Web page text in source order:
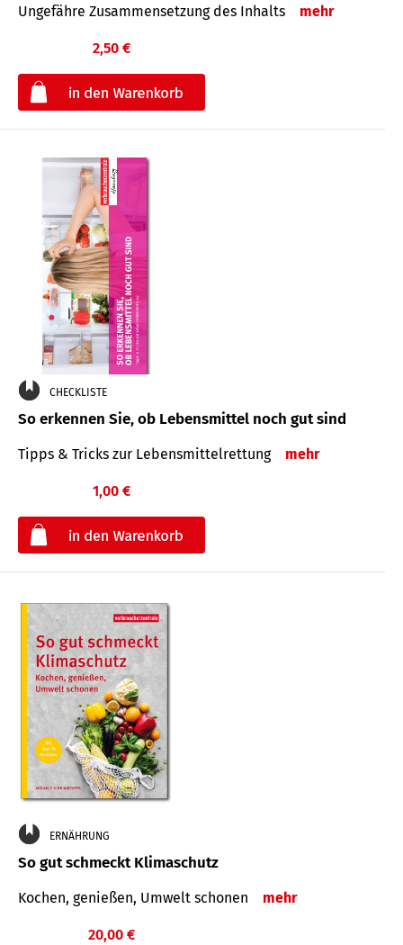
Ungefähre Zusammensetzung des Inhalts mehr
2,50 €
CHECKLISTE
So erkennen Sie, ob Lebensmittel noch gut sind
Tipps & Tricks zur Lebensmittelrettung mehr
1,00 €
ERNÄHRUNG
So gut schmeckt Klimaschutz
Kochen, genießen, Umwelt schonen mehr
20,00 €